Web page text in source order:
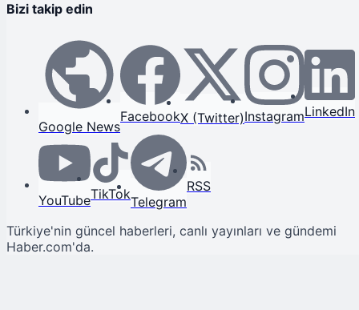
Bizi takip edin
Google News
FacebookX (Twitter)InstagramLinkedIn
YouTubeTikTokTelegram
RSS
Türkiye'nin güncel haberleri, canlı yayınları ve gündemi
Haber.com'da.